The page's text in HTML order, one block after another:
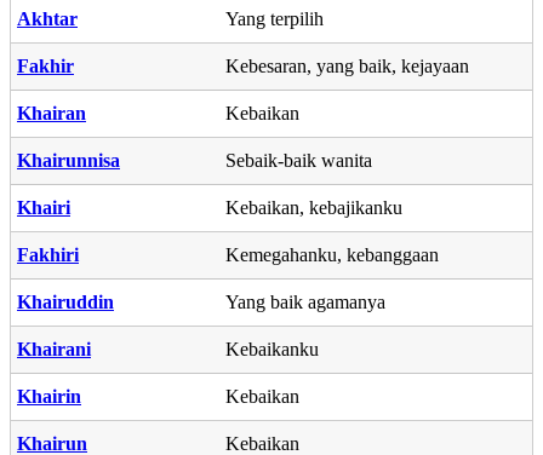
Akhtar Yang terpilih
Fakhir Kebesaran, yang baik, kejayaan
Khairan Kebaikan
Khairunnisa Sebaik-baik wanita
Khairi Kebaikan, kebajikanku
Fakhiri Kemegahanku, kebanggaan
Khairuddin Yang baik agamanya
Khairani Kebaikanku
Khairin Kebaikan
Khairun Kebaikan